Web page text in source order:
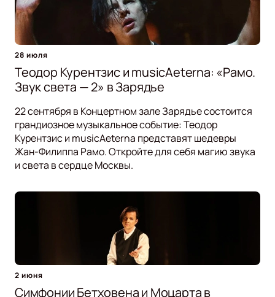
28 июля
Теодор Курентзис и musicAeterna: «Рамо.
Звук света — 2» в Зарядье
22 сентября в Концертном зале Зарядье состоится
грандиозное музыкальное событие: Теодор
Курентзис и musicAeterna представят шедевры
Жан-Филиппа Рамо. Откройте для себя магию звука
и света в сердце Москвы.
2 июня
Симфонии Бетховена и Моцарта в